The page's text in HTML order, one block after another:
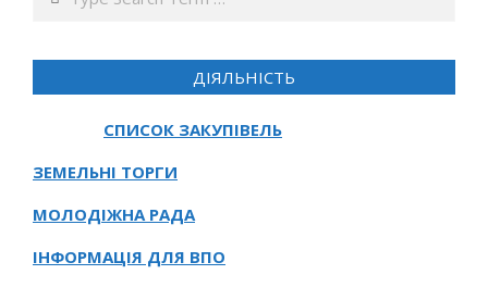
ДІЯЛЬНІСТЬ
СПИСОК ЗАКУПІВЕЛЬ
ЗЕМЕЛЬНІ ТОРГИ
МОЛОДІЖНА РАДА
ІНФОРМАЦІЯ ДЛЯ ВПО